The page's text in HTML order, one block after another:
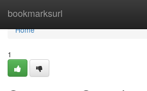
bookmarksurl
Home
Home
1